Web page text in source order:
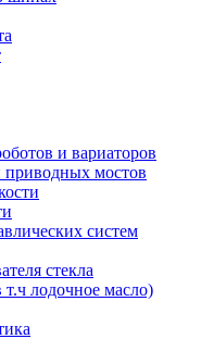
и вариаторов
мостов
систем
стекла
лодочное масло)